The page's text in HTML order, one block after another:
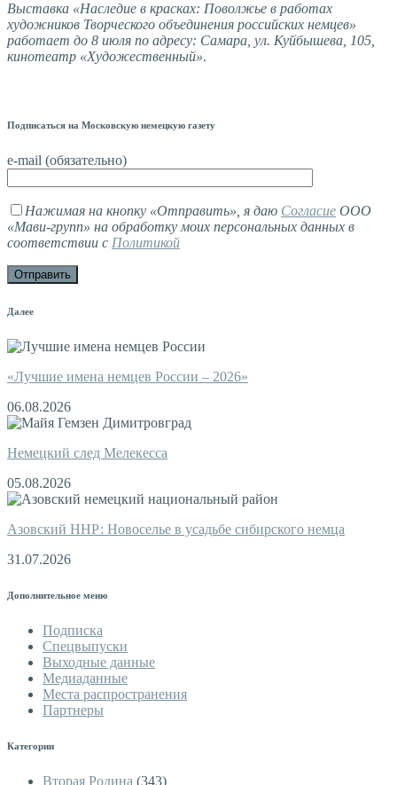
Выставка «Наследие в красках: Поволжье в работах
художников Творческого объединения российских немцев»
работает до 8 июля по адресу: Самара, ул. Куйбышева, 105,
кинотеатр «Художественный».
Подписаться на Московскую немецкую газету
e-mail (обязательно)
Нажимая на кнопку «Отправить», я даю Согласие ООО
«Мави-групп» на обработку моих персональных данных в
соответствии с Политикой
Далее
«Лучшие имена немцев России – 2026»
06.08.2026
Немецкий след Мелекесса
05.08.2026
Азовский ННР: Новоселье в усадьбе сибирского немца
31.07.2026
Дополнительное меню
Подписка
Спецвыпуски
Выходные данные
Медиаданные
Места распространения
Партнеры
Категории
Вторая Родина (343)